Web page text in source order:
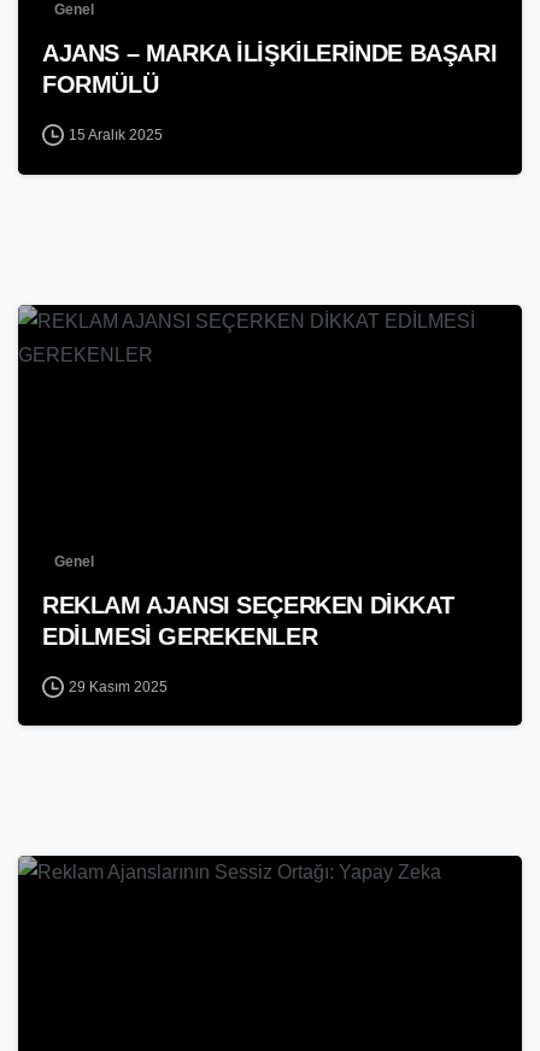
Genel
AJANS – MARKA İLİŞKİLERİNDE BAŞARI
FORMÜLÜ
15 Aralık 2025
Genel
REKLAM AJANSI SEÇERKEN DİKKAT
EDİLMESİ GEREKENLER
29 Kasım 2025